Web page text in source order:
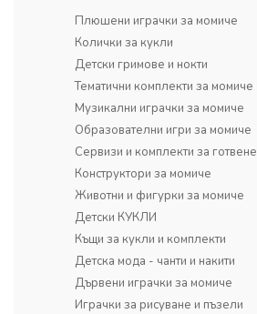
Плюшени играчки за момиче
Колички за кукли
Детски гримове и нокти
Тематични комплекти за момиче
Музикални играчки за момиче
Образователни игри за момиче
Сервизи и комплекти за готвене
Конструктори за момиче
Животни и фигурки за момиче
Детски КУКЛИ
Къщи за кукли и комплекти
Детска мода - чанти и накити
Дървени играчки за момиче
Играчки за рисуване и пъзели